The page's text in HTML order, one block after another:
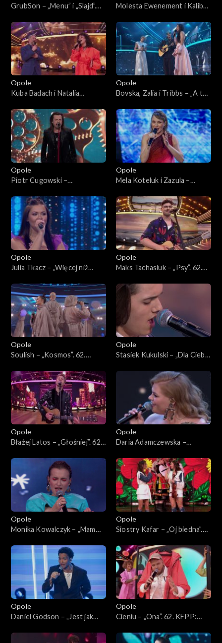
GrubSon – „Menu” i „Slajd”.
Jedno podwórko”
Molesta Ewenement i Kaliber
KFPP: Koncert „Hip-hop.
Jedno podwórko”
Opole
Kuba Badach i Natalia
nami”. 62. KFPP: Koncert
„Debiuty”
Opole
Bovska, Zalia i Tribbs – „A ty
Koncert „Debiuty”
Opole
Piotr Cugowski –
KFPP: Koncert „Debiuty”
Opole
Mela Koteluk i Zazula –
Koncert „Debiuty”
Opole
Julia Tkacz – „Więcej niż
„Debiuty”
Opole
Maks Tachasiuk – „Psy”. 62.
Opole
Soulish – „Kosmos”. 62.
Opole
Stasiek Kukulski – „Dla Ciebie
Koncert „Debiuty”
Opole
Błażej Latos – „Głośniej”. 62.
Opole
Daria Adamczewska –
Koncert „Debiuty”
Opole
Monika Kowalczyk – „Mam
„Debiuty”
Opole
Siostry Kafar – „Oj biedna”.
Opole
Daniel Godson – „Jest jak
„Debiuty”
Opole
Cieniu – „Ona”. 62. KFPP: